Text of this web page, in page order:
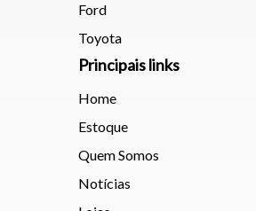
Ford
Toyota
Principais links
Home
Estoque
Quem Somos
Notícias